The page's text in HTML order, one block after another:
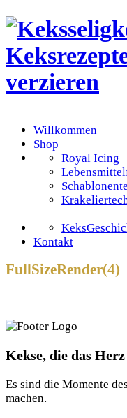
Willkommen
Shop
Royal Icing
Kontakt
FullSizeRender(4)
Kekse, die das
Es sind die Momente
machen.